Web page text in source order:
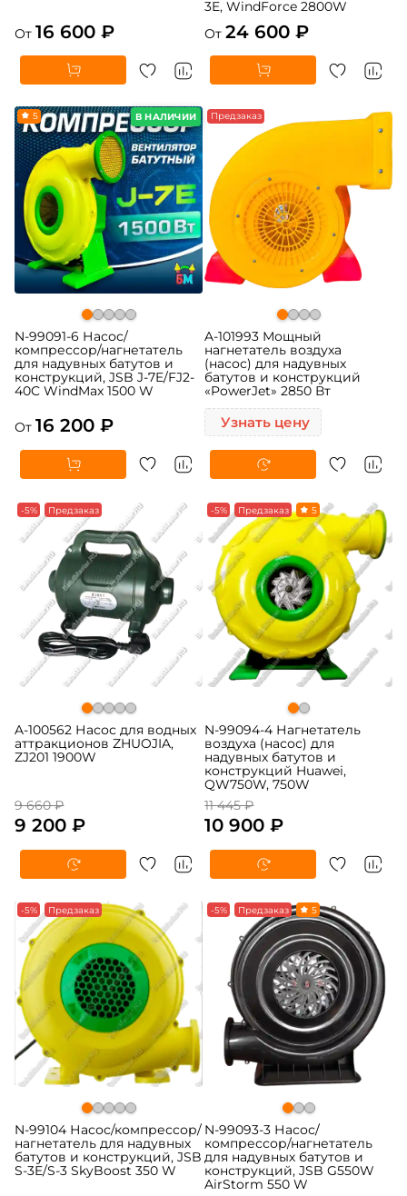
От 16 600 ₽
3E, WindForce 2800W
От 24 600 ₽
В НАЛИЧИИ
5
N-99091-6 Насос/
компрессор/нагнетатель
для надувных батутов и
конструкций, JSB J-7E/FJ2-
40C WindMax 1500 W
От 16 200 ₽
Предзаказ
A-101993 Мощный
нагнетатель воздуха
(насос) для надувных
батутов и конструкций
«PowerJet» 2850 Вт
Узнать цену
-5% Предзаказ
A-100562 Насос для водных
аттракционов ZHUOJIA,
ZJ201 1900W
9 660 ₽
9 200 ₽
-5% Предзаказ 5
N-99094-4 Нагнетатель
воздуха (насос) для
надувных батутов и
конструкций Huawei,
QW750W, 750W
11 445 ₽
10 900 ₽
-5% Предзаказ
N-99104 Насос/компрессор/
нагнетатель для надувных
батутов и конструкций, JSB
S-3E/S-3 SkyBoost 350 W
-5% Предзаказ 5
N-99093-3 Насос/
компрессор/нагнетатель
для надувных батутов и
конструкций, JSB G550W
AirStorm 550 W